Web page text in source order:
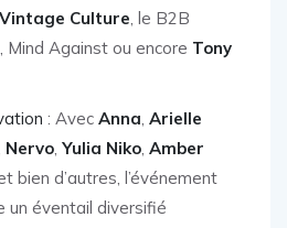
Vintage Culture, le B2B
, Mind Against ou encore Tony
: Avec Anna, Arielle
Nervo, Yulia Niko, Amber
bien d’autres, l’événement
un éventail diversifié